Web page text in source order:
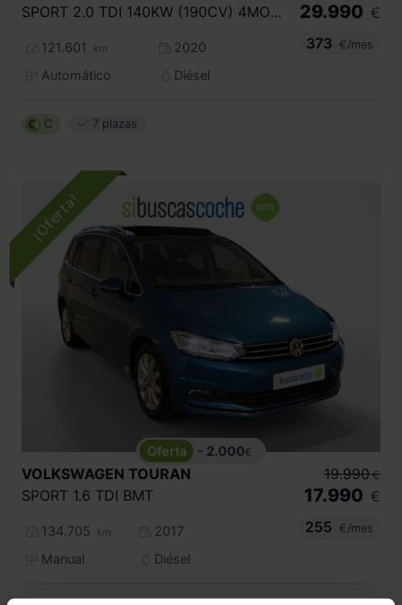
SPORT 2.0 TDI 140KW (190CV) 4MOTION DSG
121.601 km
2020
Automático
Diésel
29.990 €
373
€/mes
C 7 plazas
- 2.000€
VOLKSWAGEN TOURAN
SPORT 1.6 TDI BMT
134.705 km
2017
Manual
Diésel
19.990 €
17.990 €
255
€/mes